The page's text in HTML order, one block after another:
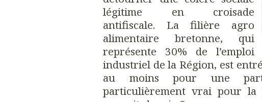
légitime en croisade
antifiscale. La filière agro
alimentaire bretonne, qui
représente 30% de l’emploi
industriel de la Région, est
au moins pour une
particulièrement vrai pour la